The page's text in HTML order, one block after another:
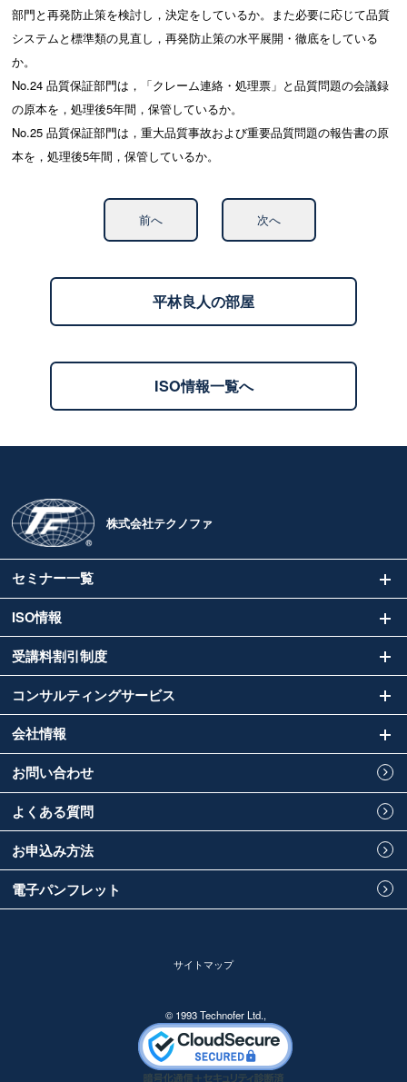
部門と再発防止策を検討し，決定をしているか。また必要に応じて品質
システムと標準類の見直し，再発防止策の水平展開・徹底をしている
か。
No.24 品質保証部門は，「クレーム連絡・処理票」と品質問題の会議録
の原本を，処理後5年間，保管しているか。
No.25 品質保証部門は，重大品質事故および重要品質問題の報告書の原
本を，処理後5年間，保管しているか。
前へ 次へ
平林良人の部屋
ISO情報一覧へ
株式会社テクノファ
セミナー一覧
ISO情報
受講料割引制度
コンサルティングサービス
会社情報
お問い合わせ
よくある質問
お申込み方法
電子パンフレット
サイトマップ
© 1993 Technofer Ltd.,